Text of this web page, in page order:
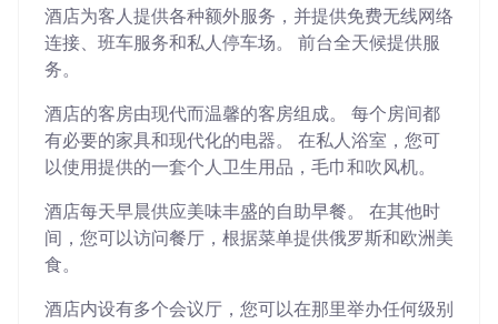
酒店为客人提供各种额外服务，并提供免费无线网络
连接、班车服务和私人停车场。 前台全天候提供服
务。
酒店的客房由现代而温馨的客房组成。 每个房间都
有必要的家具和现代化的电器。 在私人浴室，您可
以使用提供的一套个人卫生用品，毛巾和吹风机。
酒店每天早晨供应美味丰盛的自助早餐。 在其他时
间，您可以访问餐厅，根据菜单提供俄罗斯和欧洲美
食。
酒店内设有多个会议厅，您可以在那里举办任何级别